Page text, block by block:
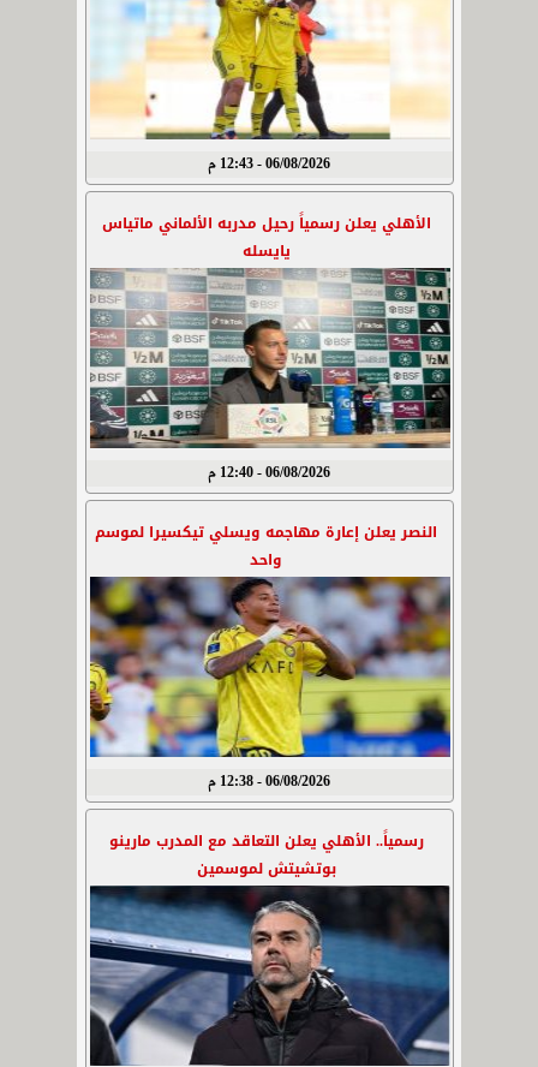
06/08/2026 - 12:43 م
الأهلي يعلن رسمياً رحيل مدربه الألماني ماتياس
يايسله
06/08/2026 - 12:40 م
النصر يعلن إعارة مهاجمه ويسلي تيكسيرا لموسم
واحد
06/08/2026 - 12:38 م
رسمياً.. الأهلي يعلن التعاقد مع المدرب مارينو
بوتشيتش لموسمين